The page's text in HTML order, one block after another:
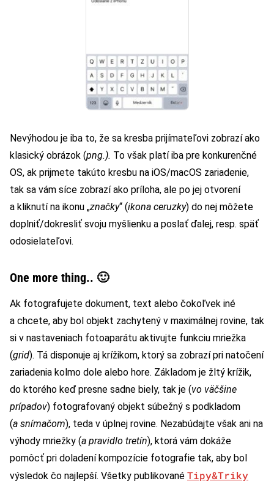
Nevýhodou je iba to, že sa kresba prijímateľovi zobrazí ako
klasický obrázok (png.). To však platí iba pre konkurenčné
OS, ak prijmete takúto kresbu na iOS/macOS zariadenie,
tak sa vám síce zobrazí ako príloha, ale po jej otvorení
a kliknutí na ikonu „značky“ (ikona ceruzky) do nej môžete
doplniť/dokresliť svoju myšlienku a poslať ďalej, resp. späť
odosielateľovi.
One more thing.. 🙂
Ak fotografujete dokument, text alebo čokoľvek iné
a chcete, aby bol objekt zachytený v maximálnej rovine, tak
si v nastaveniach fotoaparátu aktivujte funkciu mriežka
(grid). Tá disponuje aj krížikom, ktorý sa zobrazí pri natočení
zariadenia kolmo dole alebo hore. Základom je žltý krížik,
do ktorého keď presne sadne biely, tak je (vo väčšine
prípadov) fotografovaný objekt súbežný s podkladom
(a snímačom), teda v úplnej rovine. Nezabúdajte však ani na
výhody mriežky (a pravidlo tretín), ktorá vám dokáže
pomôcť pri doladení kompozície fotografie tak, aby bol
výsledok čo najlepší. Všetky publikované Tipy&Triky